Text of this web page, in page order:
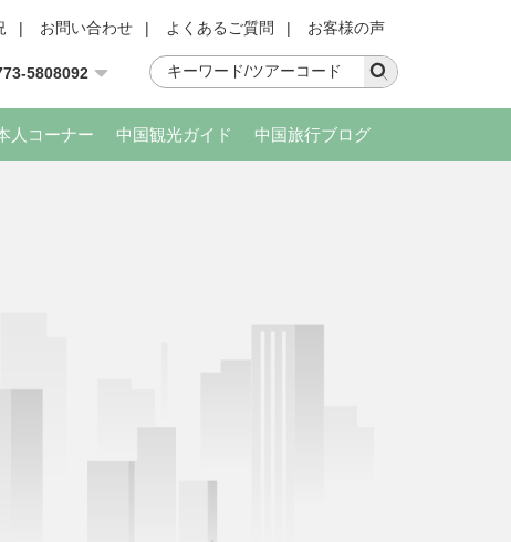
| お問い合わせ | よくあるご質問 | お客様の声
5808092
人コーナー 中国観光ガイド 中国旅行ブログ